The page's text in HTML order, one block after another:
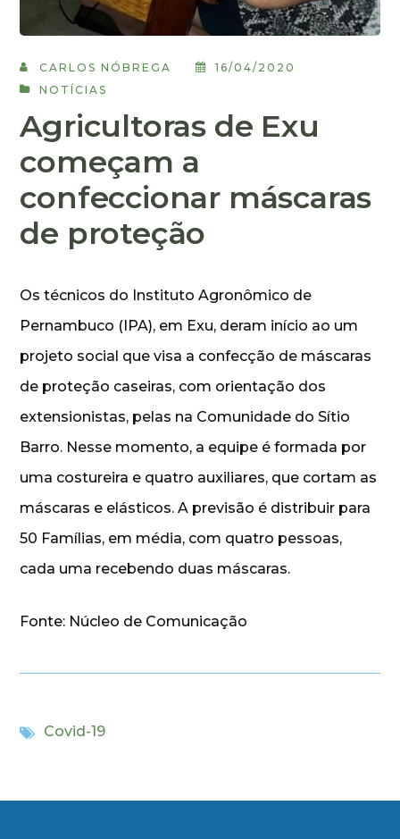
CARLOS NÓBREGA
16/04/2020
NOTÍCIAS
Agricultoras de Exu
começam a
confeccionar máscaras
de proteção
Os técnicos do Instituto Agronômico de
Pernambuco (IPA), em Exu, deram início ao um
projeto social que visa a confecção de máscaras
de proteção caseiras, com orientação dos
extensionistas, pelas na Comunidade do Sítio
Barro. Nesse momento, a equipe é formada por
uma costureira e quatro auxiliares, que cortam as
máscaras e elásticos. A previsão é distribuir para
50 Famílias, em média, com quatro pessoas,
cada uma recebendo duas máscaras.
Fonte: Núcleo de Comunicação
Covid-19